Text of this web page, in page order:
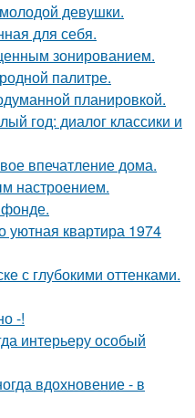
девушки.
для себя.
зонированием.
палитре.
планировкой.
год: диалог классики и
впечатление дома.
настроением.
квартира 1974
с глубокими оттенками.
-!
интерьеру особый
вдохновение - в